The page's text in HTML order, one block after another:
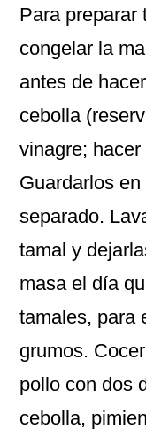
Para preparar
congelar la
antes de
cebolla
vinagre;
Guardarlos
separado.
tamal y
masa el día
tamales, para
grumos.
pollo con dos
cebolla,